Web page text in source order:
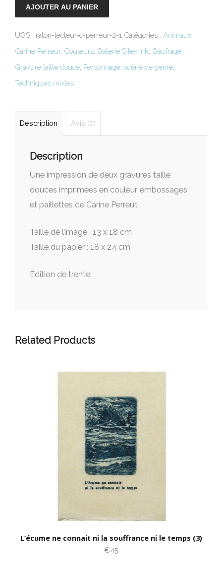
AJOUTER AU PANIER
UGS : raton-lecteur-c-perreur-2-1 Catégories : Animaux
Carine Perreur, Couleurs Galerie Silex ink Gaufrage
Gravure taille douce Personnage scène de genre
Techniques mixtes
Description Avis (0)
Description
Une impression de deux gravures taille
douces imprimées en couleur, embossages
et paillettes de Carine Perreur.
Taille de l’image : 13 x 18 cm
Taille du papier : 18 x 24 cm
Édition de trente.
Related Products
L’écume ne connait ni la souffrance ni le temps (3)
€45